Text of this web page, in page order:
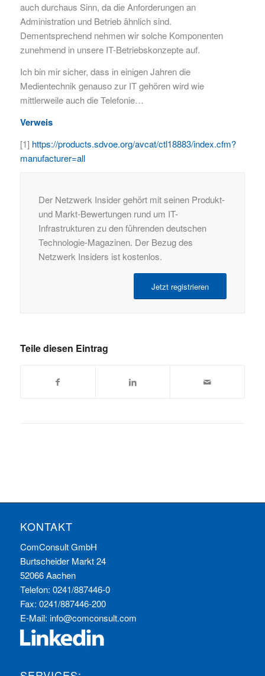
auch durchaus Sinn, da die Anforderungen an
Administration und Betrieb ähnlich sind.
Dementsprechend nehmen wir solche Komponenten
zunehmend in unsere IT-Betriebskonzepte auf.
Ich bin mir sicher, dass in einigen Jahren die
Medientechnik genauso zur IT gehören wird wie
mittlerweile auch die Telefonie…
Verweis
[1] https://products.sdvoe.org/avcat/ctl18883/index.cfm?
manufacturer=all
Der Netzwerk Insider gehört mit seinen Produkt-
und Markt-Bewertungen rund um IT-
Infrastrukturen zu den führenden deutschen
Technologie-Magazinen. Der Bezug des
Netzwerk Insiders ist kostenlos.
Jetzt registrieren
Teile diesen Eintrag
KONTAKT
ComConsult GmbH
Burtscheider Markt 24
52066 Aachen
Telefon: 0241/887446-0
Fax: 0241/887446-200
E-Mail: info@comconsult.com